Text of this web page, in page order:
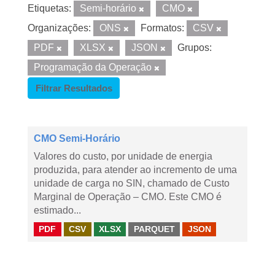
Etiquetas: Semi-horário
CMO
Organizações:
ONS Formatos:
CSV
PDF
XLSX JSON
Grupos:
Programação da Operação
Filtrar Resultados
CMO Semi-Horário
Valores do custo, por unidade de energia
produzida, para atender ao incremento de uma
unidade de carga no SIN, chamado de Custo
Marginal de Operação – CMO. Este CMO é
estimado...
PDF CSV XLSX PARQUET JSON